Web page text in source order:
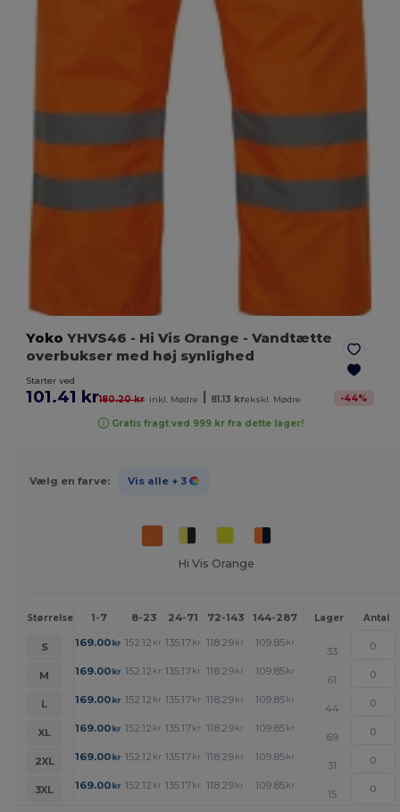
Yoko YHVS46 - Hi Vis Orange - Vandtætte
overbukser med høj synlighed
Starter ved
101.41 kr180.20 kr inkl. Mødre | 81.13 krekskl. Mødre -44%
Gratis fragt ved 999 kr fra dette lager!
Vælg en farve: Vis alle + 3
Hi Vis Orange
Størrelse 1-7 8-23 24-71 72-143 144-287 288 + Mere
Lager Antal
S 169.00kr 152.12 kr 135.17 kr 118.29 kr 109.85 kr
33
M
169.00kr 152.12 kr 135.17 kr 118.29 kr 109.85 kr
61
L
169.00kr 152.12 kr 135.17 kr 118.29 kr 109.85 kr
44
XL
169.00kr 152.12 kr 135.17 kr 118.29 kr 109.85 kr
69
2XL
169.00kr 152.12 kr 135.17 kr 118.29 kr 109.85 kr
31
3XL
169.00kr 152.12 kr 135.17 kr 118.29 kr 109.85 kr
15